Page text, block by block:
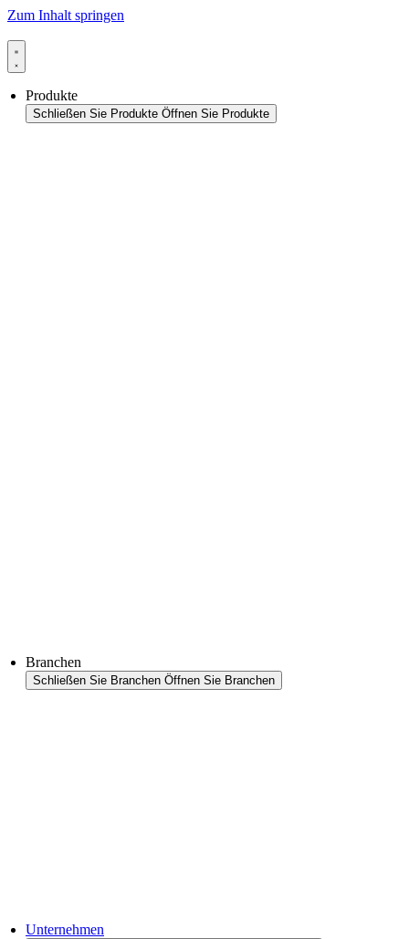
Zum Inhalt springen
Produkte
Schließen Sie Produkte Öffnen Sie Produkte
Branchen
Schließen Sie Branchen Öffnen Sie Branchen
Unternehmen